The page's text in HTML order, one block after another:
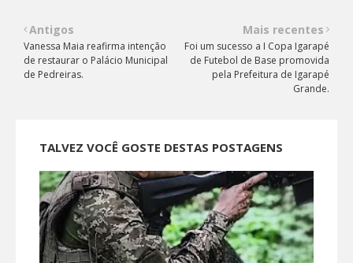
Mais recentes
Foi um sucesso a I Copa Igarapé
de Futebol de Base promovida
pela Prefeitura de Igarapé
Grande.
Antigos
Vanessa Maia reafirma intenção
de restaurar o Palácio Municipal
de Pedreiras.
TALVEZ VOCÊ GOSTE DESTAS POSTAGENS